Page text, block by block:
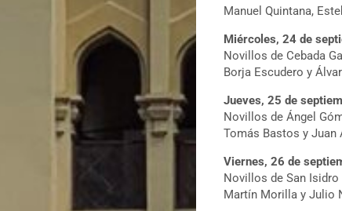
Manuel Quintana,
Miércoles, 24 de
Novillos de Cebada
Borja Escudero y
Jueves, 25 de
Novillos de Ángel
Tomás Bastos y Juan
Viernes, 26 de
Novillos de San Isidro
Martín Morilla y Julio